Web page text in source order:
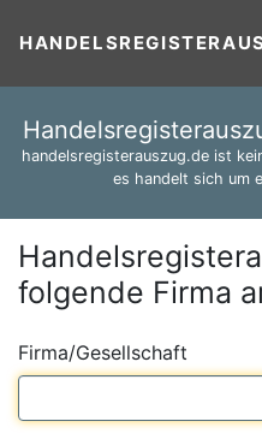
handelsregisterauszug.de ist
es handelt sich um
folgende Firma
Firma/Gesellschaft